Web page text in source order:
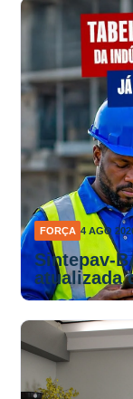
FORÇA 4 AGO
Sintepav-
atualizada